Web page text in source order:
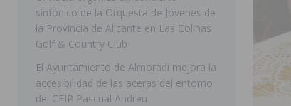
[ 07/08/2026 ]
Rojales clausura con éxito las
[ 06/08/2026 ]
Redován presenta la
Arcángel
REDOVÁN
[ 06/08/2026 ]
El PSOE denuncia una nueva
sinfónico de la Orquesta de Jóvenes de
la Provincia de Alicante en Las Colinas
Golf & Country Club
El Ayuntamiento de Almoradí mejora la
accesibilidad de las aceras del entorno
del CEIP Pascual Andreu